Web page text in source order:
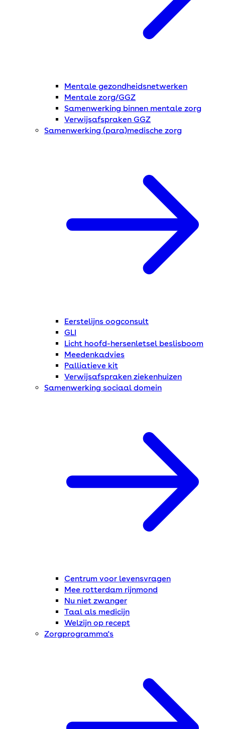
Mentale gezondheidsnetwerken
Mentale zorg/GGZ
Samenwerking binnen mentale zorg
Verwijsafspraken GGZ
Samenwerking (para)medische zorg
Eerstelijns oogconsult
GLI
Licht hoofd-hersenletsel beslisboom
Meedenkadvies
Palliatieve kit
Verwijsafspraken ziekenhuizen
Samenwerking sociaal domein
Centrum voor levensvragen
Mee rotterdam rijnmond
Nu niet zwanger
Taal als medicijn
Welzijn op recept
Zorgprogramma's